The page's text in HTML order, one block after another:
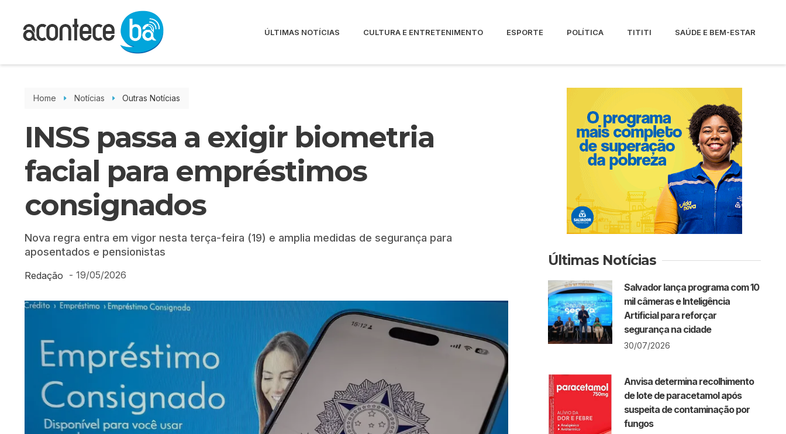
ÚLTIMAS NOTÍCIAS CULTURA E ENTRETENIMENTO ESPORTE POLÍTICA TITITI SAÚDE E BEM-ESTAR
Home Notícias Outras Notícias
INSS passa a exigir biometria
facial para empréstimos
consignados
Nova regra entra em vigor nesta terça-feira (19) e amplia medidas de segurança para
aposentados e pensionistas
Redação - 19/05/2026
Últimas Notícias
Salvador lança programa com 10
mil câmeras e Inteligência
Artificial para reforçar
segurança na cidade
30/07/2026
Anvisa determina recolhimento
de lote de paracetamol após
suspeita de contaminação por
fungos